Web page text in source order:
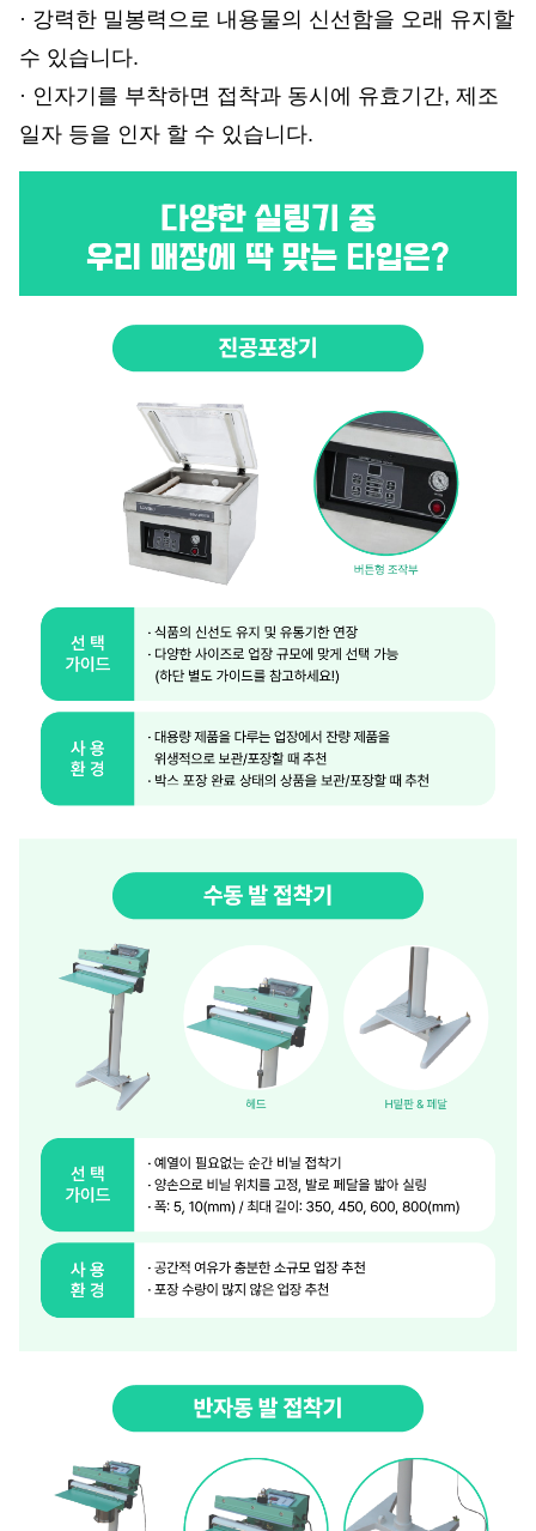
· 강력한 밀봉력으로 내용물의 신선함을 오래 유지할
수 있습니다.
· 인자기를 부착하면 접착과 동시에 유효기간, 제조
일자 등을 인자 할 수 있습니다.